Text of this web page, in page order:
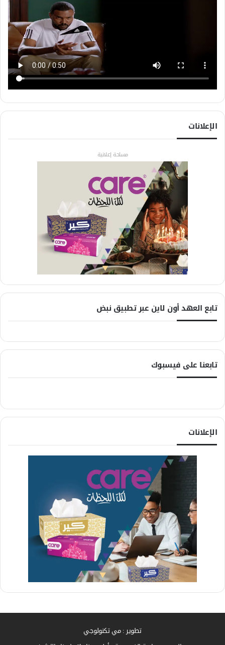
الإعلانات
مساحة إعلانية
تابع العهد أون لاين عبر تطبيق نبض
تابعنا على فيسبوك
الإعلانات
تطوير : مي تكنولوجي